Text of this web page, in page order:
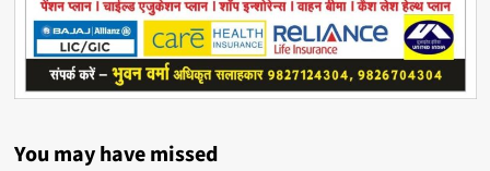
You may have missed